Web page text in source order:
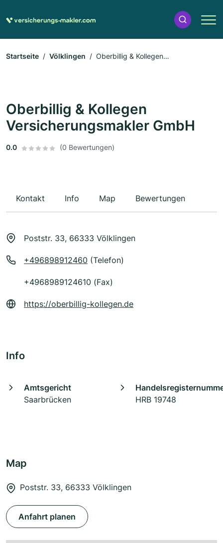
Startseite Völklingen
Oberbillig & Kollegen
Oberbillig & Kollegen
Versicherungsmakler GmbH
0.0 (0 Bewertungen)
Kontakt Info Map Bewertungen
Poststr. 33, 66333 Völklingen
+496898912460 (Telefon)
+4968989124610 (Fax)
https://oberbillig-kollegen.de
Info
Amtsgericht
Saarbrücken
HRB 19748
Map
Poststr. 33, 66333 Völklingen
Anfahrt planen